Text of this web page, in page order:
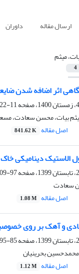
ارسال مقاله داوران
میثم
4
اثر اضافه شدن
11-22
بیات، محسن سعادت،
اصل مقاله 841.62 K
الاستیک دینامیکی
97-109
سعادت
اصل مقاله 1.08 M
و آهک بر روی
85-95
بحرینیان
اصل مقاله 1.12 M